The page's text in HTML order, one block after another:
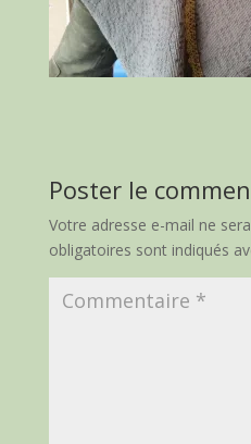
Poster le
Votre adresse e-mail ne
obligatoires sont indiqués